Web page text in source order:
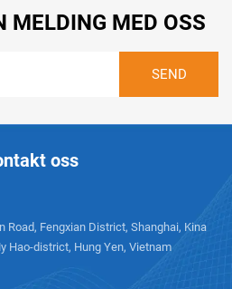
MELDING MED OSS
oss
Road, Fengxian District, Shanghai, Kina
Hao-district, Hung Yen, Vietnam